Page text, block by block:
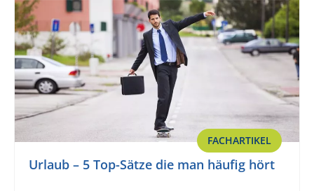
FACHARTIKEL
Urlaub – 5 Top-Sätze die man häufig hört